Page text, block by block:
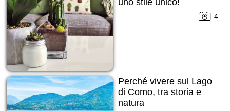
uno stile unico!
4
Perché vivere sul Lago
di Como, tra storia e
natura